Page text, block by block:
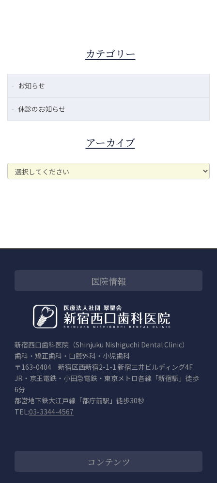
カテゴリー
お知らせ
休診のお知らせ
アーカイブ
医院情報
新宿西口歯科医院（Shinjuku Nishiguchi Dental Clinic）
歯科・矯正歯科・口腔外科・小児歯科
〒163-0404 新宿区西新宿2-1-1 新宿三井ビルディング4F
JR・京王電鉄・小田急電鉄・東京メトロ各線「新宿駅」徒歩
6分
都営地下鉄大江戸線「都庁前駅」徒歩30秒
TEL:03-3344-4567
コンテンツ